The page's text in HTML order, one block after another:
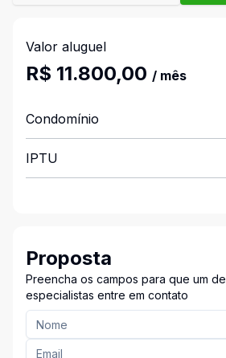
Valor aluguel
R$ 11.800,00 / mês
Condomínio
IPTU
Proposta
Preencha os campos para que um
especialistas entre em contato